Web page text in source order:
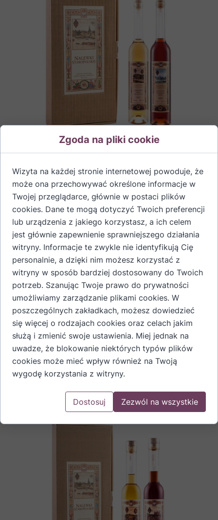
Pudełko tekturowe na dwie nalewki
po 100 ml
10,00 PLN
10,00 PLN
Zgoda na pliki cookie
Wizyta na każdej stronie internetowej powoduje, że
może ona przechowywać określone informacje w
Twojej przeglądarce, głównie w postaci plików
cookies. Dane te mogą dotyczyć Twoich preferencji
lub urządzenia z jakiego korzystasz, a ich celem
jest głównie zapewnienie sprawniejszego działania
witryny. Informacje te zwykle nie identyfikują Cię
personalnie, a dzięki nim możesz korzystać z
witryny w sposób bardziej dostosowany do Twoich
potrzeb. Szanując Twoje prawo do prywatności
umożliwiamy zarządzanie plikami cookies. W
poszczególnych zakładkach, możesz dowiedzieć
się więcej o rodzajach cookies oraz celach jakim
służą i zmienić swoje ustawienia. Miej jednak na
uwadze, że blokowanie niektórych typów plików
cookies może mieć wpływ również na Twoją
wygodę korzystania z witryny.
Dostosuj Zezwól na wszystkie